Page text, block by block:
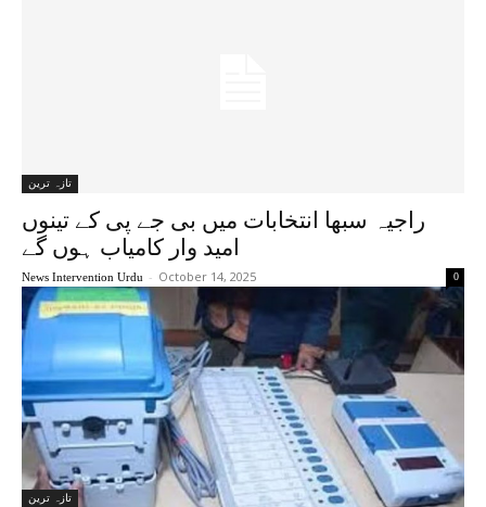
تازہ ترین
راجیہ سبھا انتخابات میں بی جے پی کے تینوں
امید وار کامیاب ہوں گے
News Intervention Urdu - October 14, 2025 0
تازہ ترین